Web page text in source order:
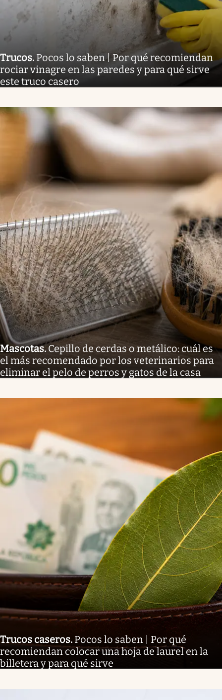
Trucos. Pocos lo saben | Por qué recomiendan
rociar vinagre en las paredes y para qué sirve
este truco casero
Mascotas. Cepillo de cerdas o metálico: cuál es
el más recomendado por los veterinarios para
eliminar el pelo de perros y gatos de la casa
Trucos caseros. Pocos lo saben | Por qué
recomiendan colocar una hoja de laurel en la
billetera y para qué sirve